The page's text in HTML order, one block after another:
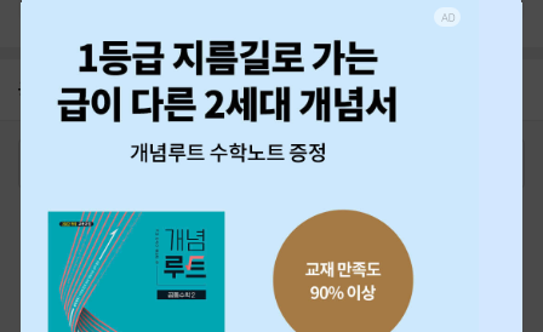
공지 26년 NBCI 수상 안내
2026-08-01
최근 본 상품
고객센터 1544-3800 티켓 1544-6399
중고샵 1566-4295
eBook 1:1문의/채팅상담
예스이십사(주) 사업자 정보
개인정보처리방침
청소년보호정책